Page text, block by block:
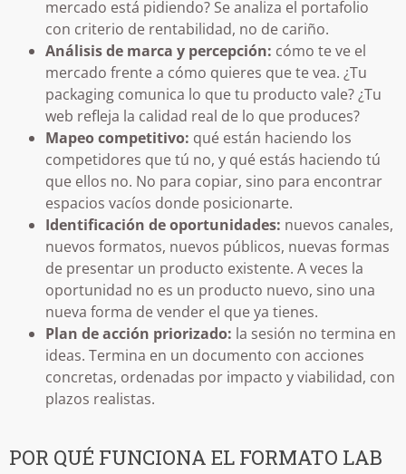
mercado está pidiendo? Se analiza el portafolio
con criterio de rentabilidad, no de cariño.
Análisis de marca y percepción: cómo te ve el
mercado frente a cómo quieres que te vea. ¿Tu
packaging comunica lo que tu producto vale? ¿Tu
web refleja la calidad real de lo que produces?
Mapeo competitivo: qué están haciendo los
competidores que tú no, y qué estás haciendo tú
que ellos no. No para copiar, sino para encontrar
espacios vacíos donde posicionarte.
Identificación de oportunidades: nuevos canales,
nuevos formatos, nuevos públicos, nuevas formas
de presentar un producto existente. A veces la
oportunidad no es un producto nuevo, sino una
nueva forma de vender el que ya tienes.
Plan de acción priorizado: la sesión no termina en
ideas. Termina en un documento con acciones
concretas, ordenadas por impacto y viabilidad, con
plazos realistas.
POR QUÉ FUNCIONA EL FORMATO LAB